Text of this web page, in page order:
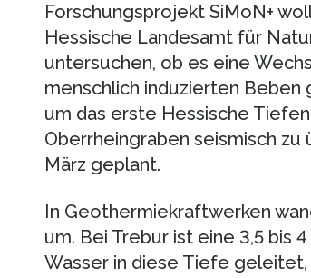
Forschungsprojekt SiMoN+
Hessische Landesamt für
untersuchen, ob es eine
menschlich induzierten Beben
um das erste Hessische
Oberrheingraben seismisch zu
März geplant.
In Geothermiekraftwerken
um. Bei Trebur ist eine 3,5 bis
Wasser in diese Tiefe geleitet,